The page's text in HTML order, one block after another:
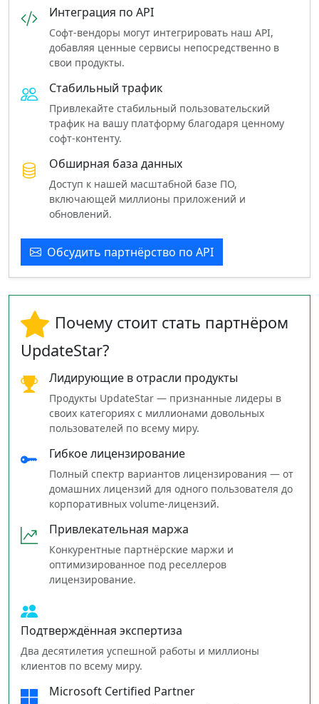
Интеграция по API
Софт‑вендоры могут интегрировать наш API,
добавляя ценные сервисы непосредственно в
свои продукты.
Стабильный трафик
Привлекайте стабильный пользовательский
трафик на вашу платформу благодаря ценному
софт‑контенту.
Обширная база данных
Доступ к нашей масштабной базе ПО,
включающей миллионы приложений и
обновлений.
Обсудить партнёрство по API
Почему стоит стать партнёром
UpdateStar?
Лидирующие в отрасли продукты
Продукты UpdateStar — признанные лидеры в
своих категориях с миллионами довольных
пользователей по всему миру.
Гибкое лицензирование
Полный спектр вариантов лицензирования — от
домашних лицензий для одного пользователя до
корпоративных volume‑лицензий.
Привлекательная маржа
Конкурентные партнёрские маржи и
оптимизированное под реселлеров
лицензирование.
Подтверждённая экспертиза
Два десятилетия успешной работы и миллионы
клиентов по всему миру.
Microsoft Certified Partner